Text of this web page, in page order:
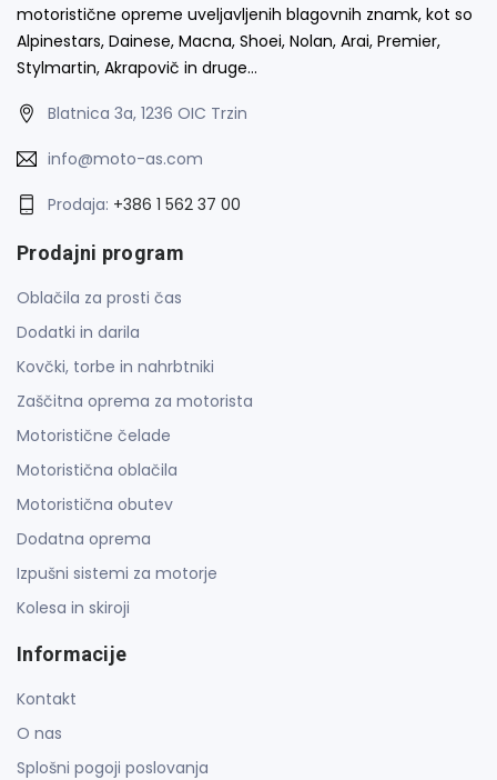
motoristične opreme uveljavljenih blagovnih znamk, kot so
Alpinestars, Dainese, Macna, Shoei, Nolan, Arai, Premier,
Stylmartin, Akrapovič in druge…
Blatnica 3a, 1236 OIC Trzin
info@moto-as.com
Prodaja: +386 1 562 37 00
Prodajni program
Oblačila za prosti čas
Dodatki in darila
Kovčki, torbe in nahrbtniki
Zaščitna oprema za motorista
Motoristične čelade
Motoristična oblačila
Motoristična obutev
Dodatna oprema
Izpušni sistemi za motorje
Kolesa in skiroji
Informacije
Kontakt
O nas
Splošni pogoji poslovanja